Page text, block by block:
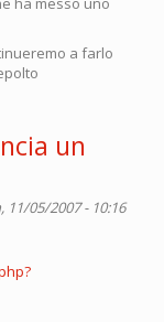
a farlo
un
11/05/2007 - 10:16